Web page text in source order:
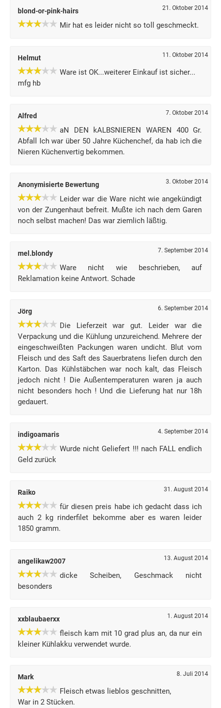
blond-or-pink-hairs 21. Oktober 2014
Mir hat es leider nicht so toll geschmeckt.
Helmut 11. Oktober 2014
Ware ist OK...weiterer Einkauf ist sicher...
mfg hb
Alfred 7. Oktober 2014
aN DEN kALBSNIEREN WAREN 400 Gr.
Abfall Ich war über 50 Jahre Küchenchef, da hab ich die
Nieren Küchenvertig bekommen.
Anonymisierte Bewertung 3. Oktober 2014
Leider war die Ware nicht wie angekündigt
von der Zungenhaut befreit. Mußte ich nach dem Garen
noch selbst machen! Das war ziemlich läßtig.
mel.blondy 7. September 2014
Ware nicht wie beschrieben, auf
Reklamation keine Antwort. Schade
Jörg 6. September 2014
Die Lieferzeit war gut. Leider war die
Verpackung und die Kühlung unzureichend. Mehrere der
eingeschweißten Packungen waren undicht. Blut vom
Fleisch und des Saft des Sauerbratens liefen durch den
Karton. Das Kühlstäbchen war noch kalt, das Fleisch
jedoch nicht ! Die Außentemperaturen waren ja auch
nicht besonders hoch ! Und die Lieferung hat nur 18h
gedauert.
indigoamaris 4. September 2014
Wurde nicht Geliefert !!! nach FALL endlich
Geld zurück
Raiko 31. August 2014
für diesen preis habe ich gedacht dass ich
auch 2 kg rinderfilet bekomme aber es waren leider
1850 gramm.
angelikaw2007 13. August 2014
dicke Scheiben, Geschmack nicht
besonders
xxblaubaerxx 1. August 2014
fleisch kam mit 10 grad plus an, da nur ein
kleiner Kühlakku verwendet wurde.
Mark 8. Juli 2014
Fleisch etwas lieblos geschnitten,
War in 2 Stücken.